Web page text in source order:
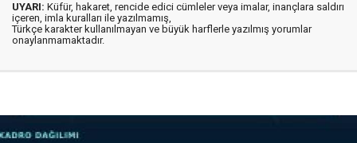
UYARI: Küfür, hakaret, rencide edici cümleler veya imalar, inançlara saldırı
içeren, imla kuralları ile yazılmamış,
Türkçe karakter kullanılmayan ve büyük harflerle yazılmış yorumlar
onaylanmamaktadır.